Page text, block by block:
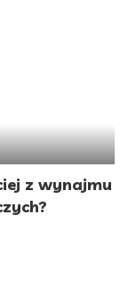
z wynajmu